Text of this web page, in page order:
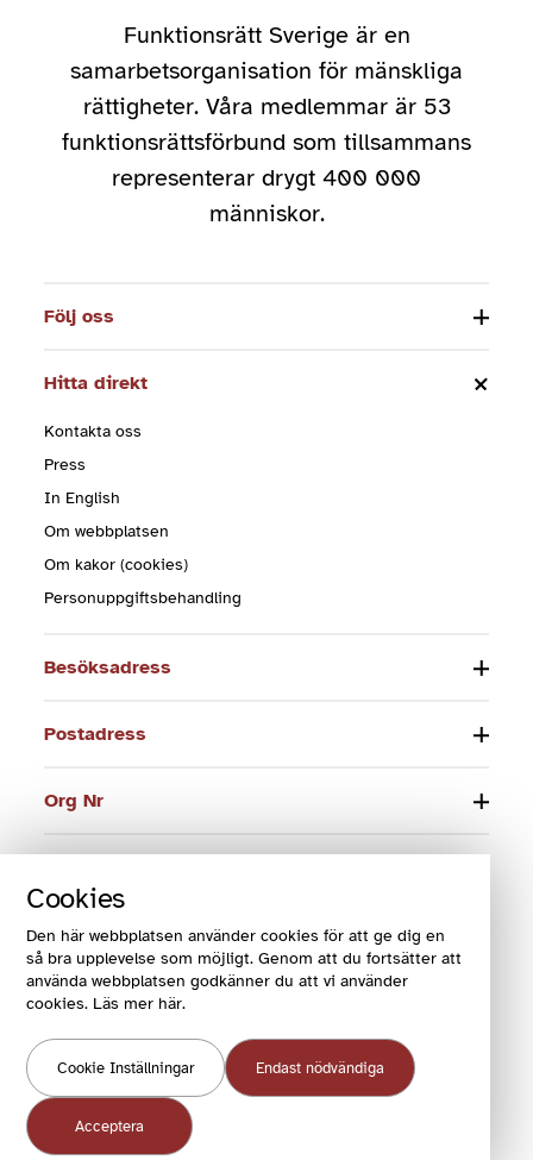
Cookies
Den här webbplatsen använder cookies för att ge dig en
så bra upplevelse som möjligt. Genom att du fortsätter att
använda webbplatsen godkänner du att vi använder
cookies. Läs mer här.
Cookie Inställningar Endast nödvändiga
Acceptera
Funktionsrätt Sverige är en
samarbetsorganisation för mänskliga
rättigheter. Våra medlemmar är 53
funktionsrättsförbund som tillsammans
representerar drygt 400 000
människor.
Följ oss
Hitta direkt
Kontakta oss
Press
In English
Om webbplatsen
Om kakor (cookies)
Personuppgiftsbehandling
Besöksadress
Postadress
Org Nr
E-post
© 2024 Funktionsrätt Sverige
COOKIES OCH VILLKOR
COOKIEINSTÄLLNINGAR